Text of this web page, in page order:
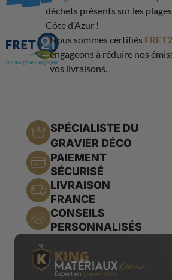
déchets présents sur les
Côte d’Azur !
Nous sommes certifiés
engageons à réduire nos
vos livraisons.
SPÉCIALISTE DU
GRAVIER DÉCO
PAIEMENT
SÉCURISÉ
LIVRAISON
FRANCE
CONSEILS
PERSONNALISÉS